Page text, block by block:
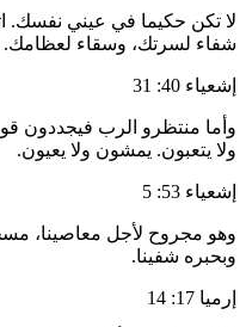
لا تكن حكيما في عيني نفسك.
شفاء لسرتك، وسقاء لعظامك.
إشعياء 40: 31
وأما منتظرو الرب فيجددون
ولا يتعبون. يمشون ولا يعيون.
إشعياء 53: 5
وهو مجروح لأجل معاصينا،
وبحبره شفينا.
إرميا 17: 14